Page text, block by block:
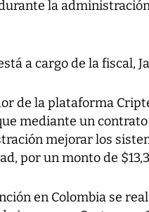
la
a cargo de la fiscal,
de la plataforma
mediante un
mejorar los
por un monto de
en Colombia se